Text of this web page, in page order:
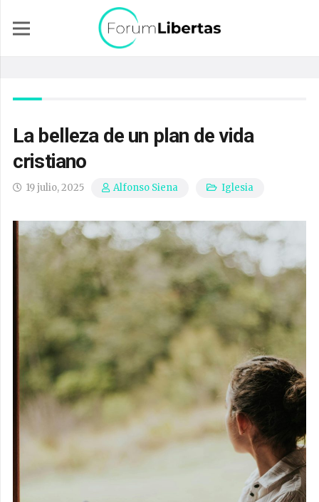
La belleza de un plan de vida
cristiano
19 julio, 2025 Alfonso Siena Iglesia